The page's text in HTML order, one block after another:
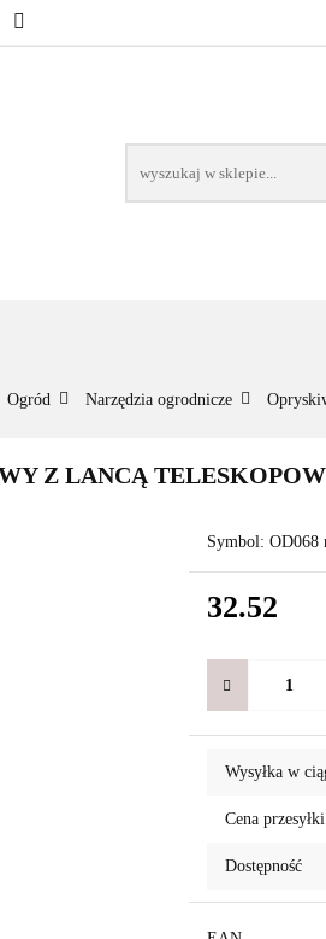
NOWOŚCI BESTSELLERY
Ogród Narzędzia ogrodnicze
Z LANCĄ
Symbol: OD068
32.52
Wysyłka w
Cena przesyłki
Dostępność